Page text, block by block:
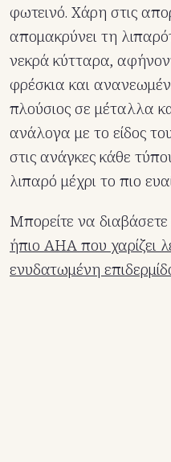
φωτεινό. Χάρη στις
απομακρύνει τη
νεκρά κύτταρα,
φρέσκια και
πλούσιος σε μέταλλα
ανάλογα με το είδος
στις ανάγκες κάθε
λιπαρό μέχρι το πιο
Μπορείτε να διαβάσετε
ήπιο AHA που χαρίζει
ενυδατωμένη